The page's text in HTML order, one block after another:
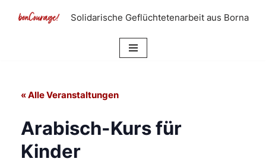
Solidarische Geflüchtetenarbeit aus Borna
« Alle Veranstaltungen
Arabisch-Kurs für
Kinder